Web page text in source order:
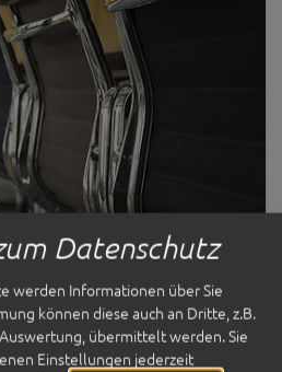
Datenschutz
werden Informationen über Sie
können diese auch an Dritte, z.B.
übermittelt werden. Sie
Einstellungen jederzeit